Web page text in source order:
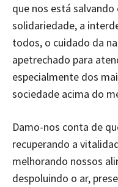
que nos está
solidariedade, a
todos, o cuidado da
apetrechado para
especialmente dos
sociedade acima do
Damo-nos conta de
recuperando a
melhorando nossos
despoluindo o ar,